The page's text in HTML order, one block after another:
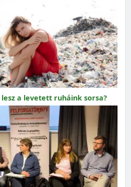
a levetett ruháink sorsa?